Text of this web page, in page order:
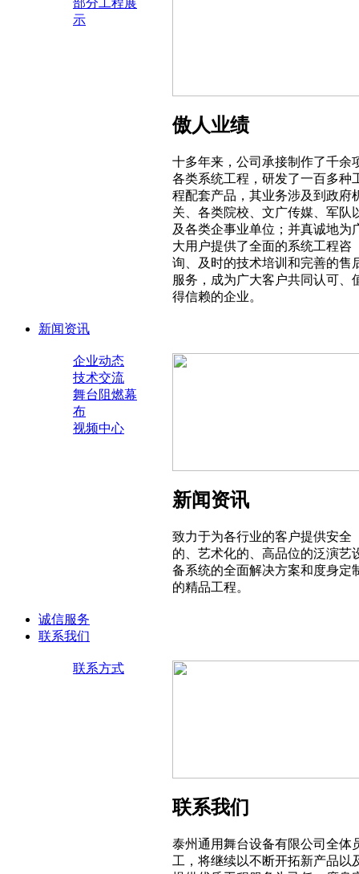
部分工程展
示
傲人业绩
十多年来，公司承接制作了千余
各类系统工程，研发了一百多种
程配套产品，其业务涉及到政府
关、各类院校、文广传媒、军队
及各类企事业单位；并真诚地为
大用户提供了全面的系统工程咨
询、及时的技术培训和完善的售
服务，成为广大客户共同认可、
得信赖的企业。
新闻资讯
企业动态
技术交流
舞台阻燃幕
布
视频中心
新闻资讯
致力于为各行业的客户提供安全
的、艺术化的、高品位的泛演艺
备系统的全面解决方案和度身定
的精品工程。
诚信服务
联系我们
联系方式
联系我们
泰州通用舞台设备有限公司全体
工，将继续以不断开拓新产品以